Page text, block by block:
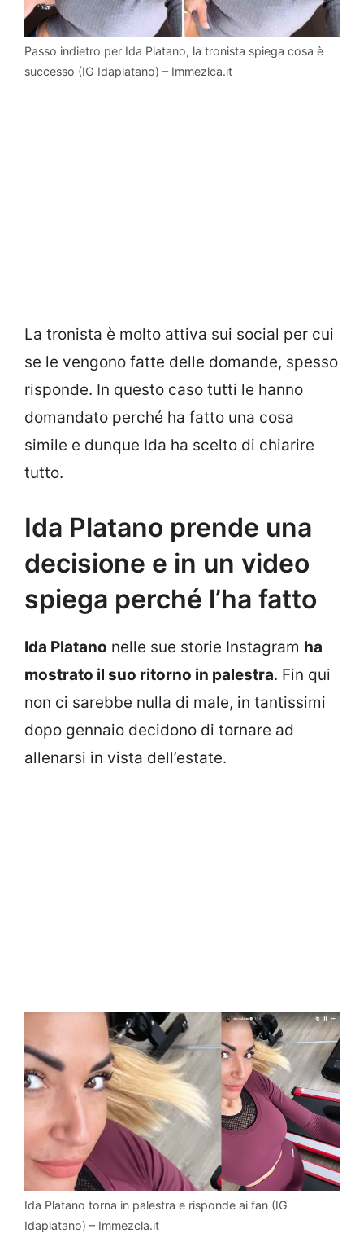
Passo indietro per Ida Platano, la tronista spiega cosa è
successo (IG Idaplatano) – Immezlca.it
La tronista è molto attiva sui social per cui
se le vengono fatte delle domande, spesso
risponde. In questo caso tutti le hanno
domandato perché ha fatto una cosa
simile e dunque Ida ha scelto di chiarire
tutto.
Ida Platano prende una
decisione e in un video
spiega perché l’ha fatto
Ida Platano nelle sue storie Instagram ha
mostrato il suo ritorno in palestra. Fin qui
non ci sarebbe nulla di male, in tantissimi
dopo gennaio decidono di tornare ad
allenarsi in vista dell’estate.
Ida Platano torna in palestra e risponde ai fan (IG
Idaplatano) – Immezcla.it